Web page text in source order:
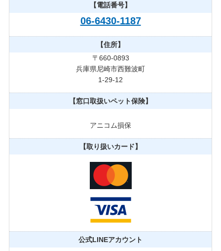
【電話番号】
06-6430-1187
【住所】
〒660-0893
兵庫県尼崎市西難波町
1-29-12
【窓口取扱いペット保険】
アニコム損保
【取り扱いカード】
公式LINEアカウント